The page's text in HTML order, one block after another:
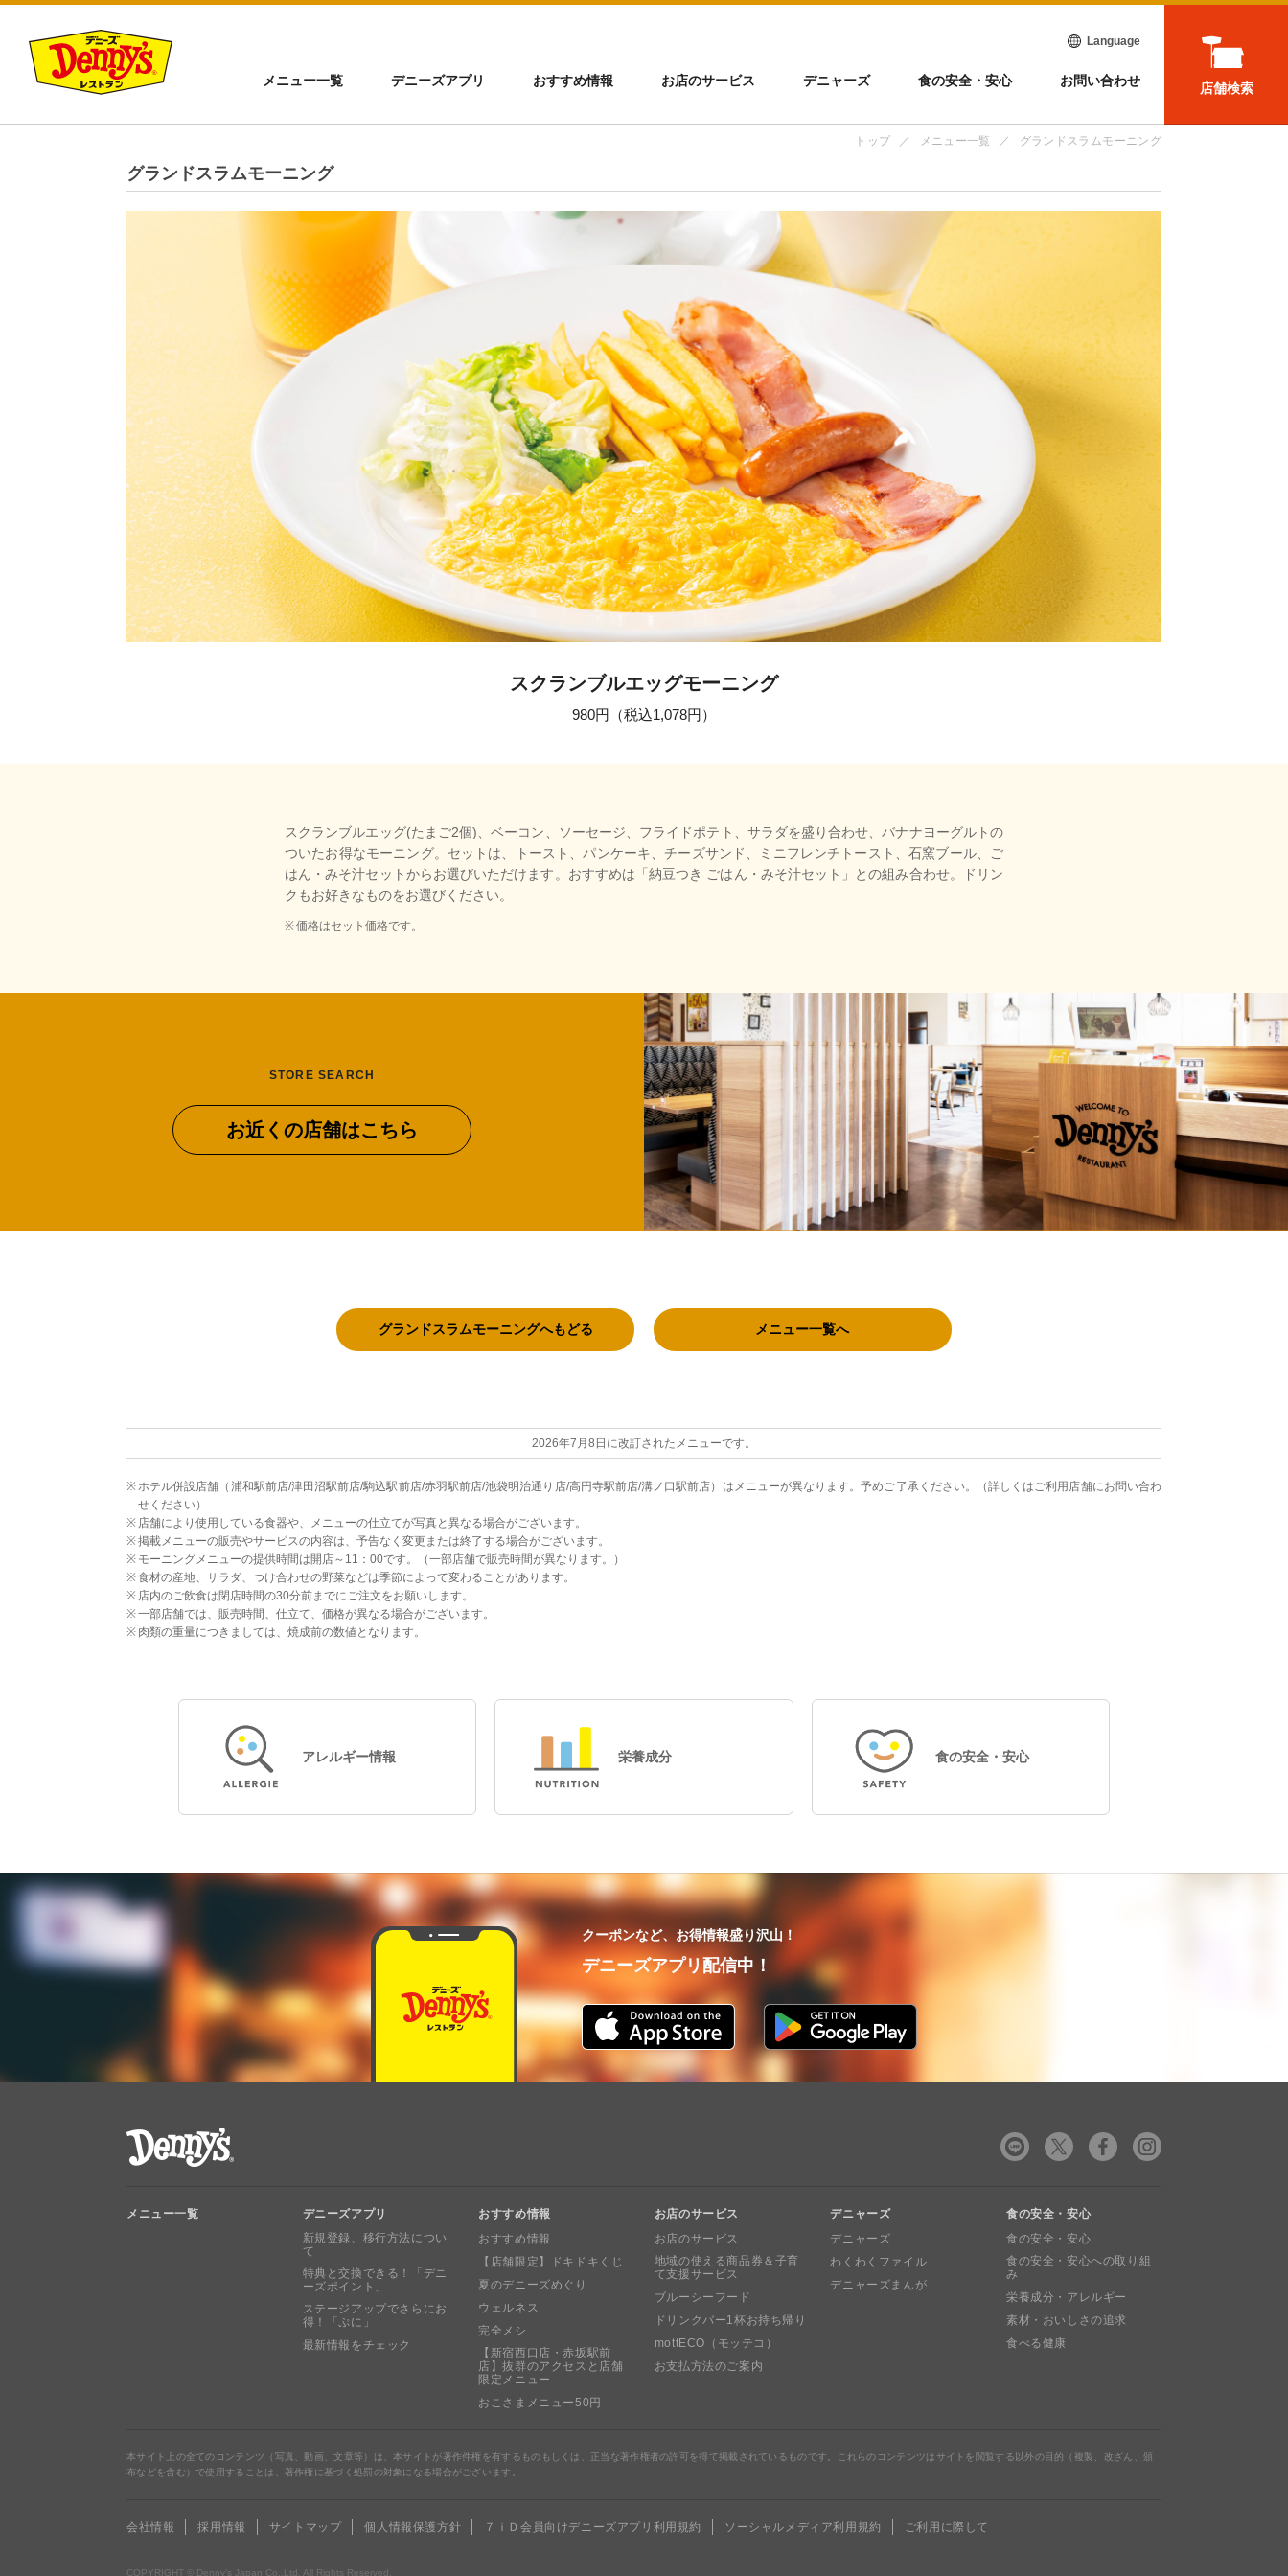
メニュー一覧 デニーズアプリ おすすめ情報 お店のサービス デニャーズ 食の安全・安心 お問い合わせ
Language
店舗検索
トップ メニュー一覧 グランドスラムモーニング
グランドスラムモーニング
スクランブルエッグモーニング
980円（税込1,078円）
スクランブルエッグ(たまご2個)、ベーコン、ソーセージ、フライドポテト、サラダを盛り合わせ、バナナヨーグルトの
ついたお得なモーニング。セットは、トースト、パンケーキ、チーズサンド、ミニフレンチトースト、石窯ブール、ご
はん・みそ汁セットからお選びいただけます。おすすめは「納豆つき ごはん・みそ汁セット」との組み合わせ。ドリン
クもお好きなものをお選びください。
価格はセット価格です。
STORE SEARCH
お近くの店舗はこちら
グランドスラムモーニングへもどる メニュー一覧へ
2026年7月8日に改訂されたメニューです。
ホテル併設店舗（浦和駅前店/津田沼駅前店/駒込駅前店/赤羽駅前店/池袋明治通り店/高円寺駅前店/溝ノ口駅前店）はメニューが異なります。予めご了承ください。（詳しくはご利用店舗にお問い合わ
せください）
店舗により使用している食器や、メニューの仕立てが写真と異なる場合がございます。
掲載メニューの販売やサービスの内容は、予告なく変更または終了する場合がございます。
モーニングメニューの提供時間は開店～11：00です。（一部店舗で販売時間が異なります。）
食材の産地、サラダ、つけ合わせの野菜などは季節によって変わることがあります。
店内のご飲食は閉店時間の30分前までにご注文をお願いします。
一部店舗では、販売時間、仕立て、価格が異なる場合がございます。
肉類の重量につきましては、焼成前の数値となります。
アレルギー情報 栄養成分 食の安全・安心
クーポンなど、お得情報盛り沢山！
デニーズアプリ配信中！
メニュー一覧
デニーズアプリ
新規登録、移行方法につい
て
特典と交換できる！「デニ
ーズポイント」
ステージアップでさらにお
得！「ぷに」
最新情報をチェック
おすすめ情報
おすすめ情報
【店舗限定】ドキドキくじ
夏のデニーズめぐり
ウェルネス
完全メシ
【新宿西口店・赤坂駅前
店】抜群のアクセスと店舗
限定メニュー
おこさまメニュー50円
お店のサービス
お店のサービス
地域の使える商品券＆子育
て支援サービス
ブルーシーフード
ドリンクバー1杯お持ち帰り
mottECO（モッテコ）
お支払方法のご案内
デニャーズ
デニャーズ
わくわくファイル
デニャーズまんが
食の安全・安心
食の安全・安心
食の安全・安心への取り組
み
栄養成分・アレルギー
素材・おいしさの追求
食べる健康
本サイト上の全てのコンテンツ（写真、動画、文章等）は、本サイトが著作件権を有するものもしくは、正当な著作権者の許可を得て掲載されているものです。これらのコンテンツはサイトを閲覧する以外の目的（複製、改ざん、頒
布などを含む）で使用することは、著作権に基づく処罰の対象になる場合がございます。
会社情報 採用情報 サイトマップ 個人情報保護方針 ７ｉＤ会員向けデニーズアプリ利用規約 ソーシャルメディア利用規約 ご利用に際して
COPYRIGHT © Denny’s Japan Co.,Ltd. All Rights Reserved.